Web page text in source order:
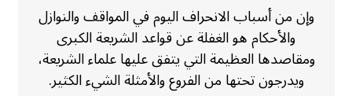
وإن من أسباب الانحراف اليوم في المواقف والنوازل
والأحكام هو الغفلة عن قواعد الشريعة الكبرى
ومقاصدها العظيمة التي يتفق عليها علماء الشريعة،
ويدرجون تحتها من الفروع والأمثلة الشيء الكثير.